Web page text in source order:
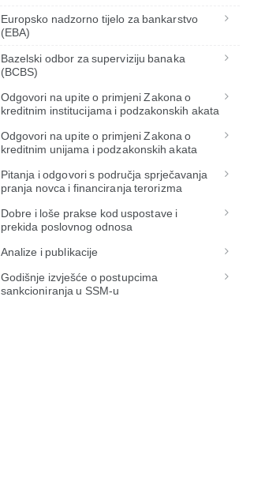
Europsko nadzorno tijelo za bankarstvo
(EBA)
Bazelski odbor za superviziju banaka
(BCBS)
Odgovori na upite o primjeni Zakona o
kreditnim institucijama i podzakonskih akata
Odgovori na upite o primjeni Zakona o
kreditnim unijama i podzakonskih akata
Pitanja i odgovori s područja sprječavanja
pranja novca i financiranja terorizma
Dobre i loše prakse kod uspostave i
prekida poslovnog odnosa
Analize i publikacije
Godišnje izvješće o postupcima
sankcioniranja u SSM-u